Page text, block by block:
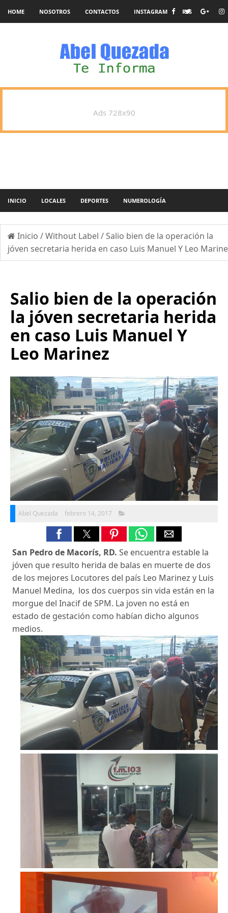
HOME NOSOTROS CONTACTOS INSTAGRAM RSS
Ads 728x90
INICIO LOCALES DEPORTES NUMEROLOGÍA
Inicio /Without Label /Salio bien de la operación la
jóven secretaria herida en caso Luis Manuel Y Leo
Salio bien de la operación
la jóven secretaria herida
en caso Luis Manuel Y
Leo Marinez
Abel Quezada febrero 14, 2017
San Pedro de Macorís, RD. Se encuentra estable la
jóven que resulto herida de balas en muerte de dos
de los mejores Locutores del país Leo Marinez y Luis
Manuel Medina, los dos cuerpos sin vida están en la
morgue del Inacif de SPM. La joven no está en
estado de gestación como habían dicho algunos
medios.